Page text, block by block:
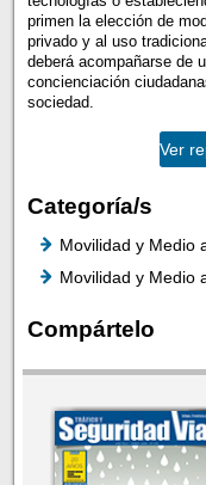
primen la elección de
privado y al uso
deberá acompañarse de
concienciación
sociedad.
Ver
Categoría/s
Movilidad y Medio
Movilidad y Medio
Compártelo